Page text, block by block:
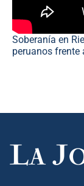
Soberanía en
peruanos frente